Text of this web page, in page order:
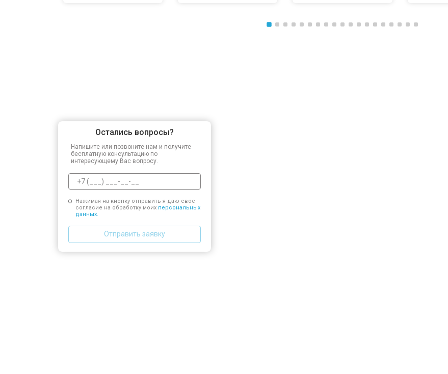
Остались вопросы?
Напишите или позвоните нам и получите
бесплатную консультацию по
интересующему Вас вопросу.
Нажимая на кнопку отправить я даю свое
согласие на обработку моих персональных
данных.
Отправить заявку